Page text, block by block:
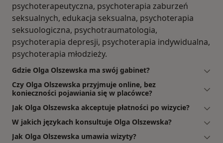
psychoterapeutyczna, psychoterapia zaburzeń
seksualnych, edukacja seksualna, psychoterapia
seksuologiczna, psychotraumatologia,
psychoterapia depresji, psychoterapia indywidualna,
psychoterapia młodzieży.
Gdzie Olga Olszewska ma swój gabinet?
Czy Olga Olszewska przyjmuje online, bez
konieczności pojawiania się w placówce?
Jak Olga Olszewska akceptuje płatności po wizycie?
W jakich językach konsultuje Olga Olszewska?
Jak Olga Olszewska umawia wizyty?